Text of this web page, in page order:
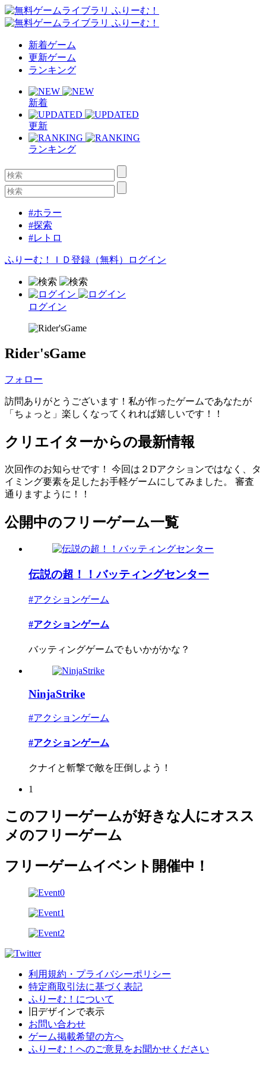
新着ゲーム
更新ゲーム
ランキング
新着
更新
ランキング
#ホラー
#探索
#レトロ
ふりーむ！ＩＤ登録（無料） ログイン
ログイン
Rider'sGame
フォロー
訪問ありがとうございます！私が作ったゲームであなたが
「ちょっと」楽しくなってくれれば嬉しいです！！
クリエイターからの最新情報
次回作のお知らせです！ 今回は２Dアクションではなく、タ
イミング要素を足したお手軽ゲームにしてみました。 審査
通りますように！！
公開中のフリーゲーム一覧
伝説の超！！バッティングセンター
#アクションゲーム
#アクションゲーム
バッティングゲームでもいかがかな？
NinjaStrike
#アクションゲーム
#アクションゲーム
クナイと斬撃で敵を圧倒しよう！
1
このフリーゲームが好きな人にオスス
メのフリーゲーム
フリーゲームイベント開催中！
利用規約・プライバシーポリシー
特定商取引法に基づく表記
ふりーむ！について
旧デザインで表示
お問い合わせ
ゲーム掲載希望の方へ
ふりーむ！へのご意見をお聞かせください